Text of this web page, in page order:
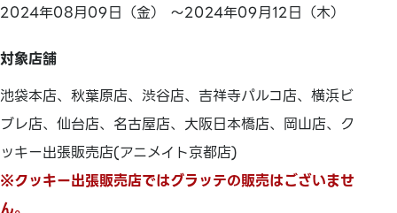
2024年08月09日（金） ～2024年09月12日（木）
対象店舗
池袋本店、秋葉原店、渋谷店、吉祥寺パルコ店、横浜ビ
ブレ店、仙台店、名古屋店、大阪日本橋店、岡山店、ク
ッキー出張販売店(アニメイト京都店)
※クッキー出張販売店ではグラッテの販売はございませ